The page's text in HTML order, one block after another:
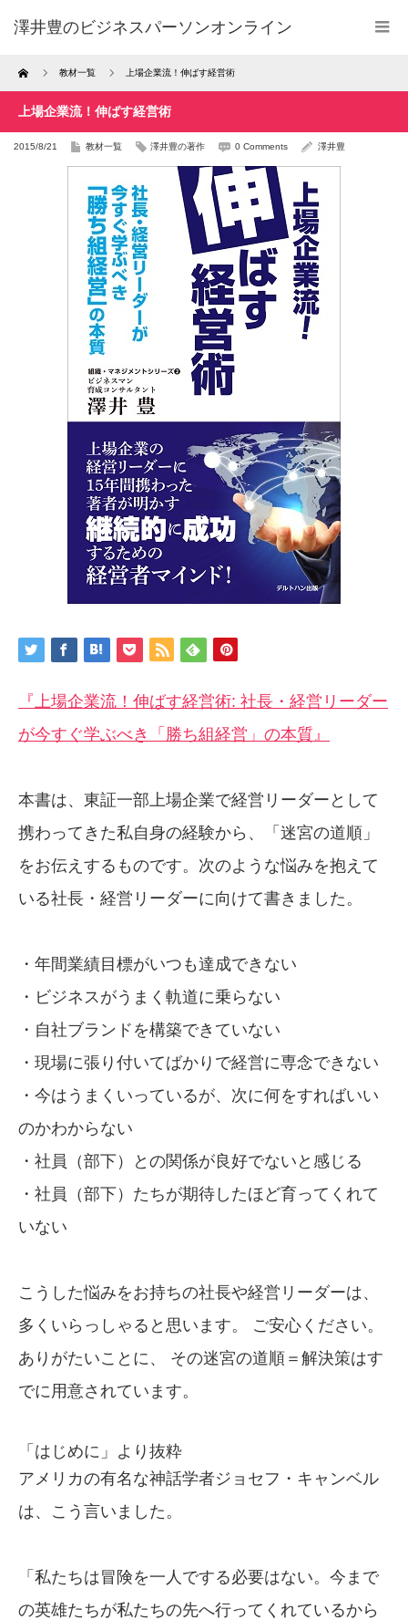
澤井豊のビジネスパーソンオンライン
Home 教材一覧 上場企業流！伸ばす経営術
上場企業流！伸ばす経営術
2015/8/21 教材一覧 澤井豊の著作 0 Comments 澤井豊
『上場企業流！伸ばす経営術: 社長・経営リーダー
が今すぐ学ぶべき「勝ち組経営」の本質』
本書は、東証一部上場企業で経営リーダーとして
携わってきた私自身の経験から、「迷宮の道順」
をお伝えするものです。次のような悩みを抱えて
いる社長・経営リーダーに向けて書きました。
・年間業績目標がいつも達成できない
・ビジネスがうまく軌道に乗らない
・自社ブランドを構築できていない
・現場に張り付いてばかりで経営に専念できない
・今はうまくいっているが、次に何をすればいい
のかわからない
・社員（部下）との関係が良好でないと感じる
・社員（部下）たちが期待したほど育ってくれて
いない
こうした悩みをお持ちの社長や経営リーダーは、
多くいらっしゃると思います。 ご安心ください。
ありがたいことに、 その迷宮の道順＝解決策はす
でに用意されています。
「はじめに」より抜粋
アメリカの有名な神話学者ジョセフ・キャンベル
は、こう言いました。
「私たちは冒険を一人でする必要はない。今まで
の英雄たちが私たちの先へ行ってくれているから